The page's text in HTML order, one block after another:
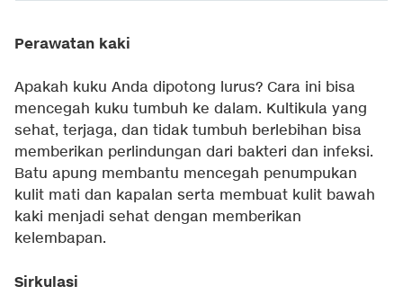
Perawatan kaki
Apakah kuku Anda dipotong lurus? Cara ini bisa
mencegah kuku tumbuh ke dalam. Kultikula yang
sehat, terjaga, dan tidak tumbuh berlebihan bisa
memberikan perlindungan dari bakteri dan infeksi.
Batu apung membantu mencegah penumpukan
kulit mati dan kapalan serta membuat kulit bawah
kaki menjadi sehat dengan memberikan
kelembapan.
Sirkulasi